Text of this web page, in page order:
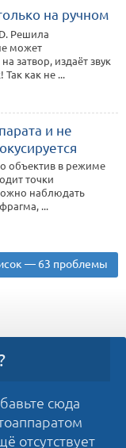
на ручном
Решила
может
затвор, издаёт звук
как не ...
и не
объектив в режиме
точки
наблюдать
...
— 63 проблемы
сюда
отсутствует